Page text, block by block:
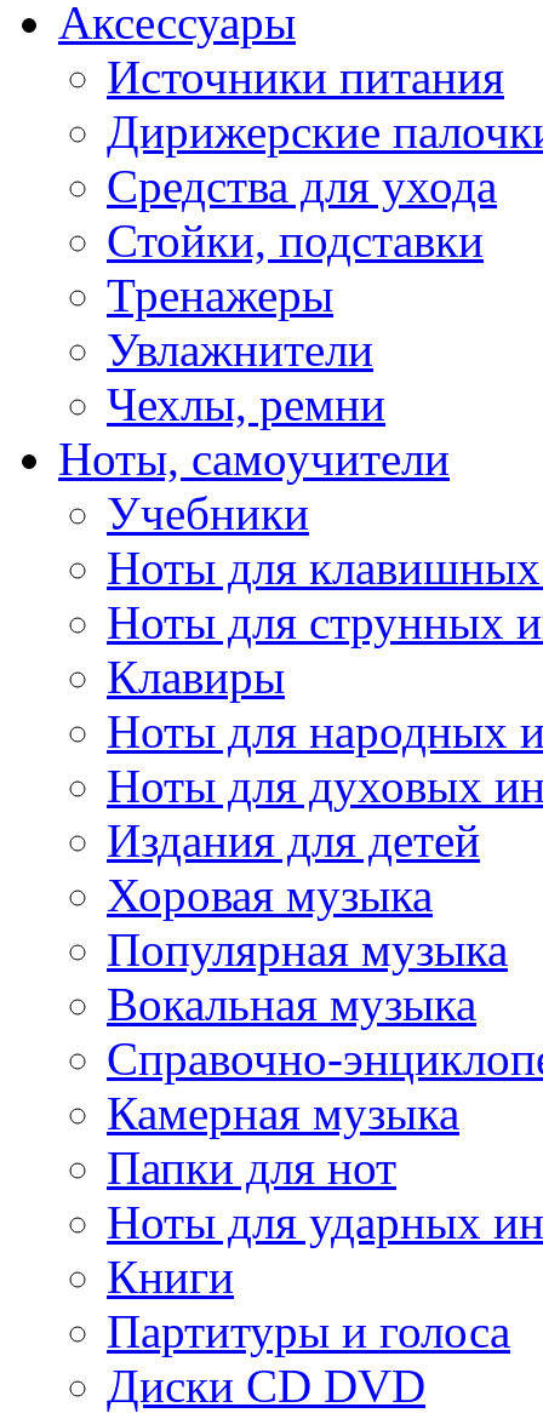
Аксессуары
Источники питания
Дирижерские
Средства для ухода
Стойки, подставки
Тренажеры
Увлажнители
Чехлы, ремни
Ноты, самоучители
Учебники
Ноты для клавишных
Ноты для струнных
Клавиры
Ноты для народных
Ноты для духовых
Издания для детей
Хоровая музыка
Популярная музыка
Вокальная музыка
Справочно-
Камерная музыка
Папки для нот
Ноты для ударных
Книги
Партитуры и голоса
Диски CD DVD